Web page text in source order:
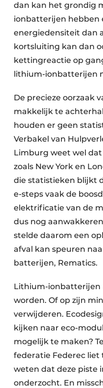
Houtafval
Kunststofafval
Medisch afval
Metaalrecyclage
Papierafval
Textielrecyclage
dan kan het grondig
ionbatterijen hebben
energiedensiteit dan
kortsluiting kan dan
kettingreactie op
lithium-ionbatterijen
De precieze oorzaak
makkelijk te
houden er geen
Verbakel van
Limburg weet wel
zoals New York en
die statistieken blijkt
e-steps vaak de
elektrificatie van de
dus nog
stelde daarom een
afval kan speuren
batterijen, Rematics.
Lithium-ionbatterijen
worden. Of op zijn
verwijderen.
kijken naar eco-
mogelijk te maken?
federatie Federec
weten dat deze piste
onderzocht. En